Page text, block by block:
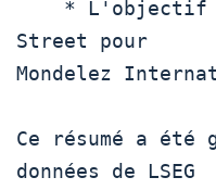
Street pour
Mondelez
Ce résumé a été
données de LSEG